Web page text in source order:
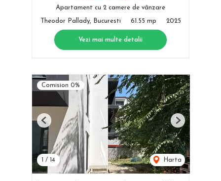
Apartament cu 2 camere de vânzare
Theodor Pallady, Bucuresti 61.55 mp 2025
Vezi mai multe detalii
Comision 0%
1 / 14 Harta
Previous Next